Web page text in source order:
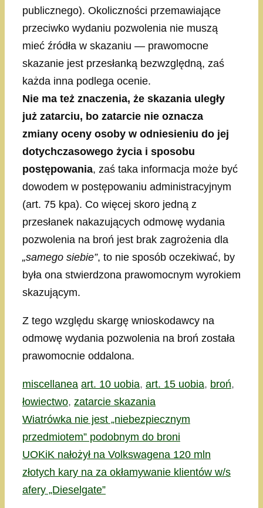
publicznego). Okoliczności przemawiające
przeciwko wydaniu pozwolenia nie muszą
mieć źródła w skazaniu — prawomocne
skazanie jest przesłanką bezwzględną, zaś
każda inna podlega ocenie.
Nie ma też znaczenia, że skazania uległy
już zatarciu, bo zatarcie nie oznacza
zmiany oceny osoby w odniesieniu do jej
dotychczasowego życia i sposobu
postępowania, zaś taka informacja może być
dowodem w postępowaniu administracyjnym
(art. 75 kpa). Co więcej skoro jedną z
przesłanek nakazujących odmowę wydania
pozwolenia na broń jest brak zagrożenia dla
„samego siebie”, to nie sposób oczekiwać, by
była ona stwierdzona prawomocnym wyrokiem
skazującym.
Z tego względu skargę wnioskodawcy na
odmowę wydania pozwolenia na broń została
prawomocnie oddalona.
Kategorie
miscellanea Tagi
art. 10 uobia, art. 15 uobia, broń,
łowiectwo, zatarcie skazania
Wiatrówka nie jest „niebezpiecznym
przedmiotem” podobnym do broni
UOKiK nałożył na Volkswagena 120 mln
złotych kary na za okłamywanie klientów w/s
afery „Dieselgate”